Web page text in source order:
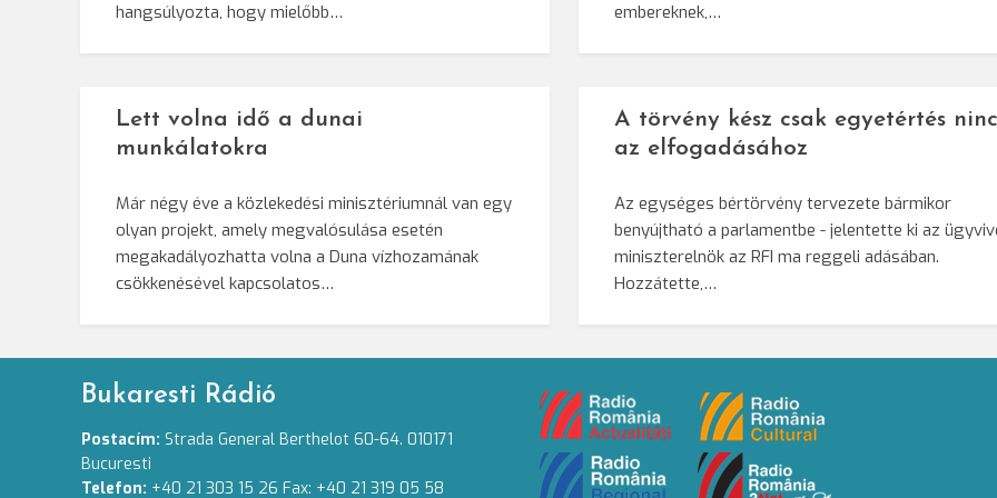
hangsúlyozta, hogy mielőbb… embereknek,…
Lett volna idő a dunai
munkálatokra
Már négy éve a közlekedési minisztériumnál van egy
olyan projekt, amely megvalósulása esetén
megakadályozhatta volna a Duna vízhozamának
csökkenésével kapcsolatos…
A törvény kész csak egyetértés
az elfogadásához
Az egységes bértörvény tervezete bármikor
benyújtható a parlamentbe - jelentette ki az
miniszterelnök az RFI ma reggeli adásában.
Hozzátette,…
Bukaresti Rádió
Postacím: Strada General Berthelot 60-64. 010171
Bucuresti
Telefon: +40 21 303 15 26 Fax: +40 21 319 05 58